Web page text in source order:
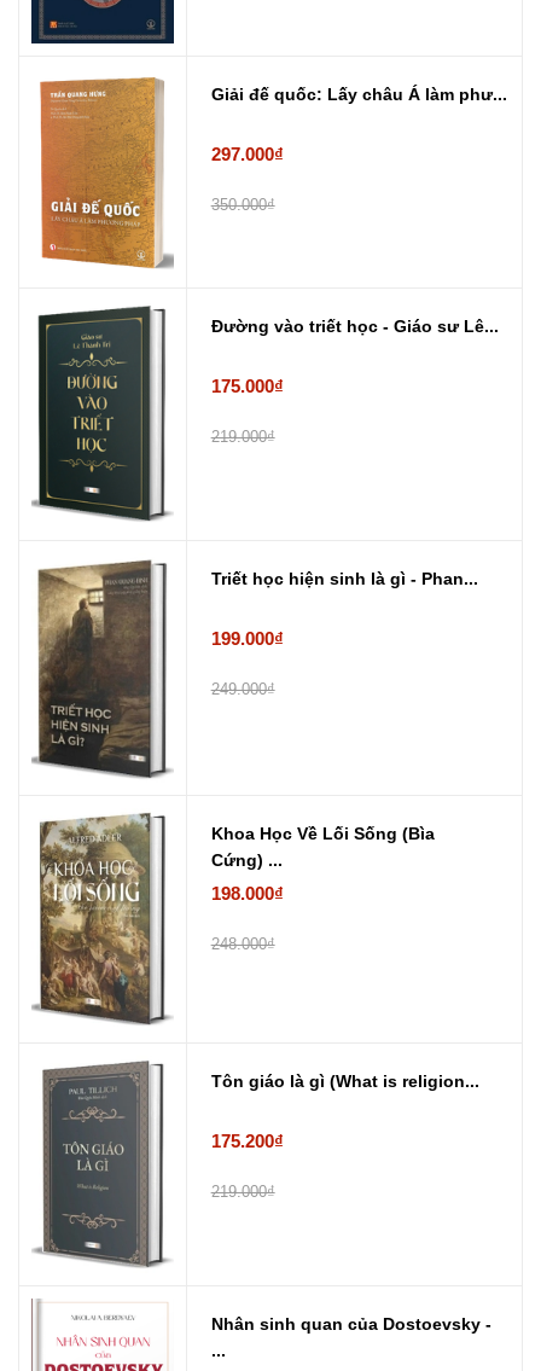
Giải đế quốc: Lấy châu Á làm phư...
297.000₫
350.000₫
Đường vào triết học - Giáo sư Lê...
175.000₫
219.000₫
Triết học hiện sinh là gì - Phan...
199.000₫
249.000₫
Khoa Học Về Lối Sống (Bìa
Cứng) ...
198.000₫
248.000₫
Tôn giáo là gì (What is religion...
175.200₫
219.000₫
Nhân sinh quan của Dostoevsky -
...